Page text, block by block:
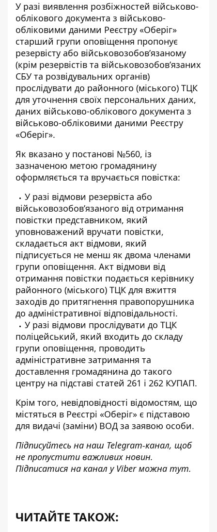
У разі виявлення розбіжностей військово-
облікового документа з військово-
обліковими даними Реєстру «Оберіг»
старший групи оповіщення пропонує
резервісту або військовозобов’язаному
(крім резервістів та військовозобов’язаних
СБУ та розвідувальних органів)
прослідувати до районного (міського) ТЦК
для уточнення своїх персональних даних,
даних військово-облікового документа з
військово-обліковими даними Реєстру
«Оберіг».
Як вказано у постанові №560, із
зазначеною метою громадянину
оформляється та вручається повістка:
У разі відмови резервіста або
військовозобов’язаного від отримання
повістки представником, який
уповноважений вручати повістки,
складається акт відмови, який
підписується не менш як двома членами
групи оповіщення. Акт відмови від
отримання повістки подається керівнику
районного (міського) ТЦК для вжиття
заходів до притягнення правопорушника
до адміністративної відповідальності.
У разі відмови прослідувати до ТЦК
поліцейський, який входить до складу
групи оповіщення, проводить
адміністративне затримання та
доставлення громадянина до такого
центру на підставі статей 261 і 262 КУПАП.
Крім того, невідповідності відомостям, що
містяться в Реєстрі «Оберіг» є підставою
для видачі (заміни) ВОД за заявою особи.
Підписуйтесь на наш Telegram-канал, щоб
не пропустити важливих новин.
Підписатися на канал у Viber можна тут.
ЧИТАЙТЕ ТАКОЖ: